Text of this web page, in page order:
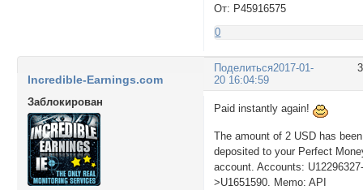
От: P45916575
0
Поделиться2017-01-
20 16:04:59
Incredible-Earnings.com
Заблокирован
Paid instantly again!
The amount of 2 USD has been
deposited to your Perfect
account. Accounts:
>U1651590. Memo: API